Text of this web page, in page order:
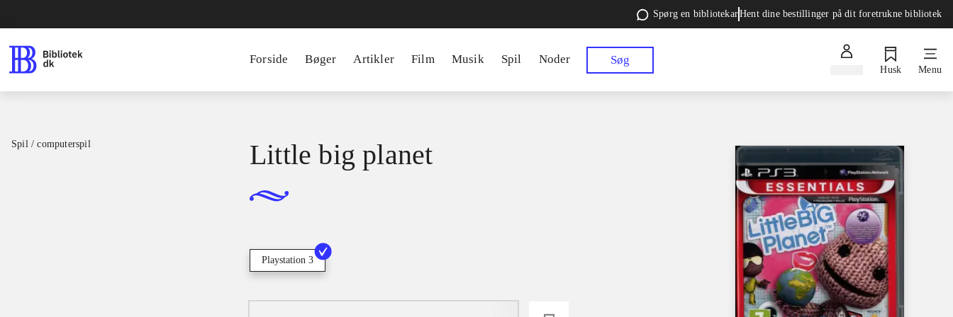
Spørg en bibliotekarHent dine bestillinger på dit foretrukne bibliotek
Forside Bøger Artikler Film Musik Spil Noder Søg
Husk Menu
Spil / computerspil Little big planet
Playstation 3